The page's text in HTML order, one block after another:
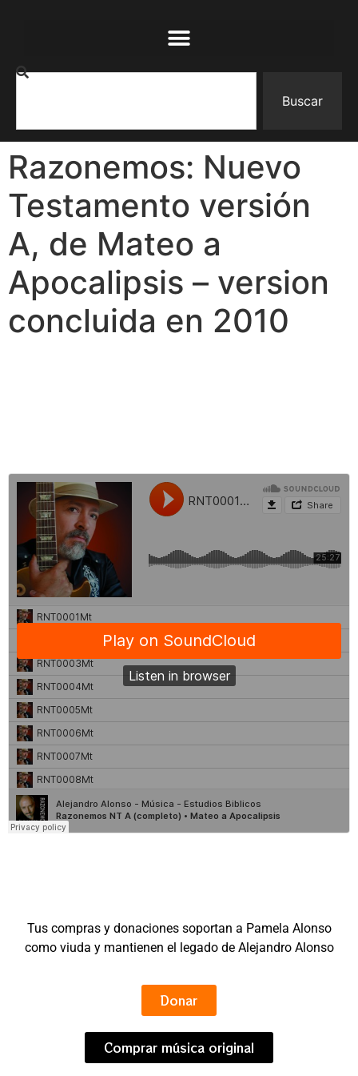
Buscar
Razonemos: Nuevo
Testamento versión
A, de Mateo a
Apocalipsis – version
concluida en 2010
Tus compras y donaciones soportan a Pamela Alonso
como viuda y mantienen el legado de Alejandro Alonso
Donar
Comprar música original